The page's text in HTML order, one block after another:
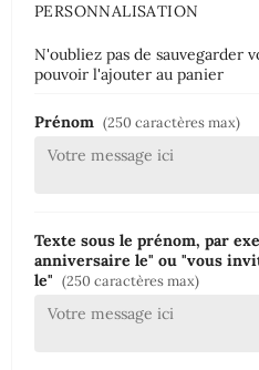
PERSONNALISATION
N'oubliez pas de sauvegarder
pouvoir l'ajouter au panier
Prénom (250 caractères max)
Texte sous le prénom, par
anniversaire le" ou "vous
le" (250 caractères max)